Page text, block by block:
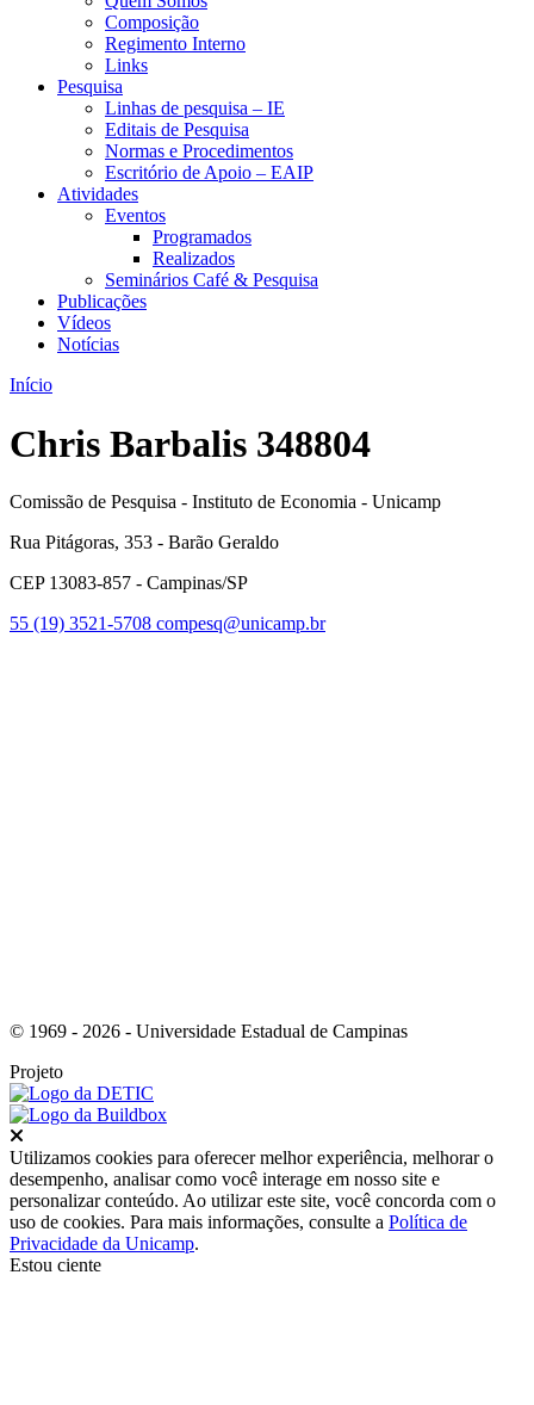
Composição
Regimento Interno
Links
Pesquisa
Linhas de pesquisa – IE
Editais de Pesquisa
Normas e Procedimentos
Escritório de Apoio – EAIP
Atividades
Eventos
Programados
Realizados
Seminários Café & Pesquisa
Publicações
Vídeos
Notícias
Início
Chris Barbalis 348804
Comissão de Pesquisa - Instituto de Economia - Unicamp
Rua Pitágoras, 353 - Barão Geraldo
CEP 13083-857 - Campinas/SP
55 (19) 3521-5708 compesq@unicamp.br
© 1969 - 2026 - Universidade Estadual de Campinas
Projeto
Utilizamos cookies para oferecer melhor experiência, melhorar o
desempenho, analisar como você interage em nosso site e
personalizar conteúdo. Ao utilizar este site, você concorda com o
uso de cookies. Para mais informações, consulte a Política de
Privacidade da Unicamp.
Estou ciente